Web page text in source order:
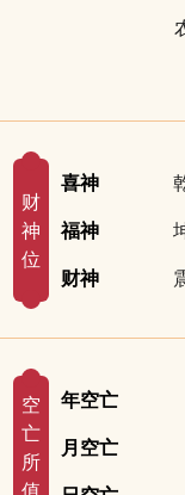
财
神
位
喜神
福神
财神
空
亡
所
值
年空亡
月空亡